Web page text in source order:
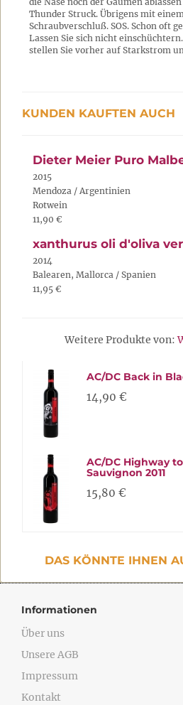
Thunder Struck. Übrigens mit
Schraubverschluß. SOS. Schon oft
Lassen Sie sich nicht
stellen Sie vorher auf Starkstrom
KUNDEN KAUFTEN AUCH
Dieter Meier Puro
2015
Mendoza / Argentinien
Rotwein
11,90 €
xanthurus oli d'oliva
2014
Balearen, Mallorca / Spanien
11,95 €
Weitere Produkte von:
AC/DC Back in
14,90 €
AC/DC Highway
Sauvignon 2011
15,80 €
DAS KÖNNTE IHNEN
Informationen
Über uns
Unsere AGB
Impressum
Kontakt